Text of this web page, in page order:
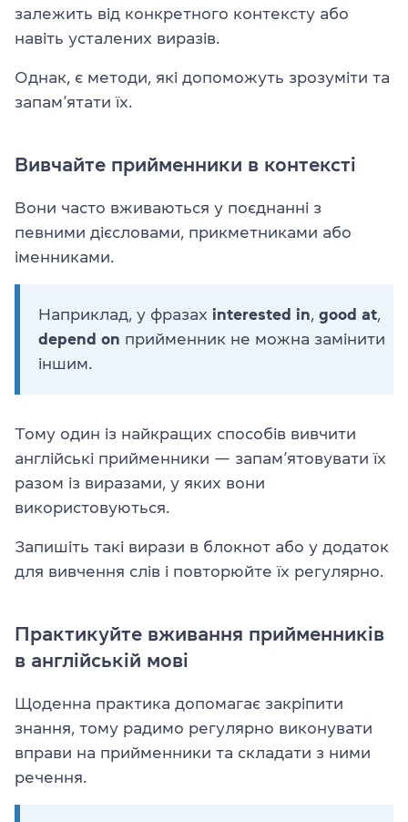
залежить від конкретного контексту або
навіть усталених виразів.
Однак, є методи, які допоможуть зрозуміти та
запам’ятати їх.
Вивчайте прийменники в контексті
Вони часто вживаються у поєднанні з
певними дієсловами, прикметниками або
іменниками.
Наприклад, у фразах interested in good at
depend on прийменник не можна замінити
іншим.
Тому один із найкращих способів вивчити
англійські прийменники — запам’ятовувати їх
разом із виразами, у яких вони
використовуються.
Запишіть такі вирази в блокнот або у додаток
для вивчення слів і повторюйте їх регулярно.
Практикуйте вживання прийменників
в англійській мові
Щоденна практика допомагає закріпити
знання, тому радимо регулярно виконувати
вправи на прийменники та складати з ними
речення.